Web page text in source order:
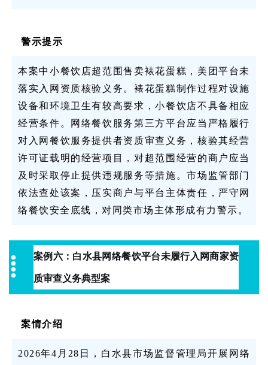
警示提示
本案中小餐饮店超范围售卖裱花蛋糕，美团平台未
落实入网资质核验义务。裱花蛋糕制作过程对设施
设备和环境卫生有较高要求，小餐饮店不具备相应
经营条件。网络餐饮服务第三方平台应当严格履行
对入网餐饮服务提供者资质审查义务，核验其经营
许可证载明的经营项目，对超范围经营的商户应当
及时采取停止提供违规服务等措施。市场监管部门
依法查处该案，压实商户与平台主体责任，严守网
络餐饮安全底线，对同类市场主体形成有力警示。
案例六： 白水县网络餐饮平台未履行入网商家资
质审查义务典型案
案情介绍
2026年4月28日，白水县市场监督管理局开展网络